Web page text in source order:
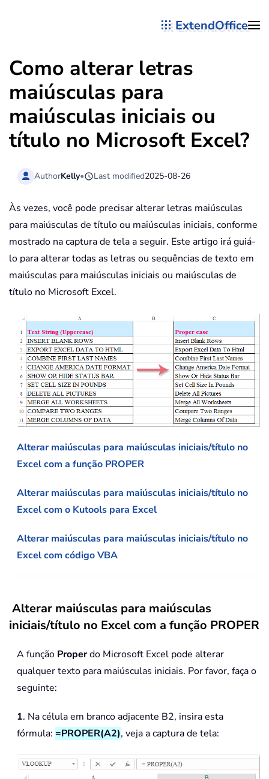
ExtendOffice
Como alterar letras
maiúsculas para
maiúsculas iniciais ou
título no Microsoft Excel?
AuthorKelly• Last modified2025-08-26
Às vezes, você pode precisar alterar letras maiúsculas
para maiúsculas de título ou maiúsculas iniciais, conforme
mostrado na captura de tela a seguir. Este artigo irá guiá-
lo para alterar todas as letras ou sequências de texto em
maiúsculas para maiúsculas iniciais ou maiúsculas de
título no Microsoft Excel.
Alterar maiúsculas para maiúsculas iniciais/título no
Excel com a função PROPER
Alterar maiúsculas para maiúsculas iniciais/título no
Excel com o Kutools para Excel
Alterar maiúsculas para maiúsculas iniciais/título no
Excel com código VBA
Alterar maiúsculas para maiúsculas
iniciais/título no Excel com a função PROPER
A função Properdo Microsoft Excel pode alterar
qualquer texto para maiúsculas iniciais. Por favor, faça o
seguinte:
1. Na célula em branco adjacente B2, insira esta
fórmula: =PROPER(A2), veja a captura de tela: